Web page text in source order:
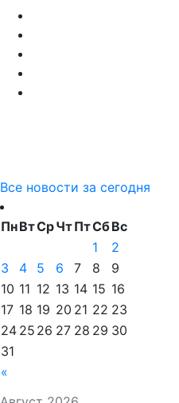
Все новости за сегодня
ПнВтСрЧтПтСбВс
«
1
2
3
4 5 6 7 8
9
10 11 12 13 14 15 16
17 18 19 20 21 22 23
24 25 26 27 28 29 30
31